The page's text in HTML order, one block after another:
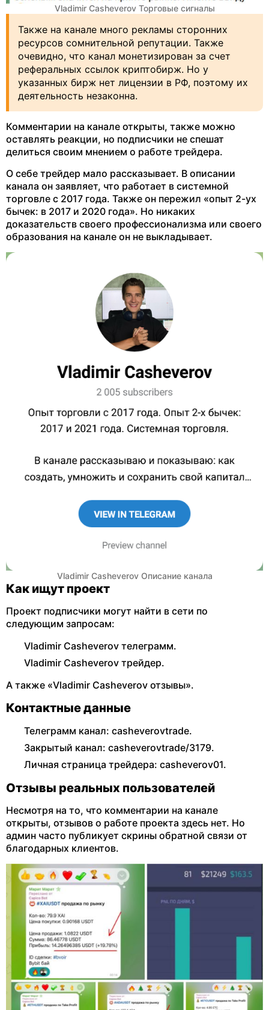
Vladimir Casheverov Торговые сигналы
Также на канале много рекламы сторонних
ресурсов сомнительной репутации. Также
очевидно, что канал монетизирован за счет
реферальных ссылок криптобирж. Но у
указанных бирж нет лицензии в РФ, поэтому их
деятельность незаконна.
Комментарии на канале открыты, также можно
оставлять реакции, но подписчики не спешат
делиться своим мнением о работе трейдера.
О себе трейдер мало рассказывает. В описании
канала он заявляет, что работает в системной
торговле с 2017 года. Также он пережил «опыт 2-ух
бычек: в 2017 и 2020 года». Но никаких
доказательств своего профессионализма или своего
образования на канале он не выкладывает.
Vladimir Casheverov Описание канала
Как ищут проект
Проект подписчики могут найти в сети по
следующим запросам:
Vladimir Casheverov телеграмм.
Vladimir Casheverov трейдер.
А также «Vladimir Casheverov отзывы».
Контактные данные
Телеграмм канал: casheverovtrade.
Закрытый канал: casheverovtrade/3179.
Личная страница трейдера: casheverov01.
Отзывы реальных пользователей
Несмотря на то, что комментарии на канале
открыты, отзывов о работе проекта здесь нет. Но
админ часто публикует скрины обратной связи от
благодарных клиентов.